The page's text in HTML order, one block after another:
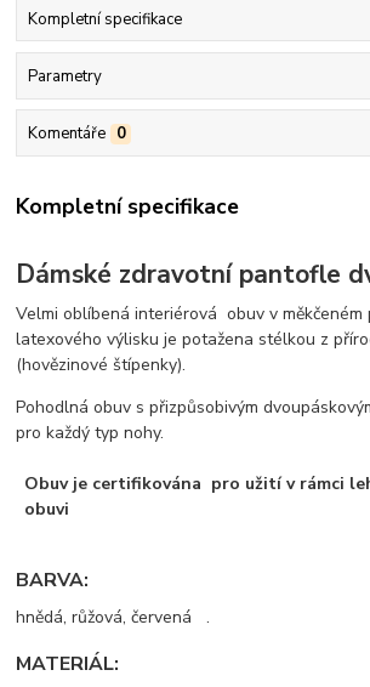
Kompletní specifikace
Parametry
Komentáře 0
Kompletní specifikace
Dámské zdravotní pantofle
Velmi oblíbená interiérová obuv v měkčeném
latexového výlisku je potažena stélkou z
(hovězinové štípenky).
Pohodlná obuv s přizpůsobivým
pro každý typ nohy.
Obuv je certifikována pro užití v rámci
obuvi
BARVA:
hnědá, růžová, červená .
MATERIÁL: